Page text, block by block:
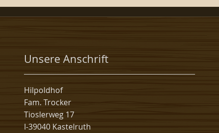
Unsere Anschrift
Hilpoldhof
Fam. Trocker
Tioslerweg 17
I-39040 Kastelruth